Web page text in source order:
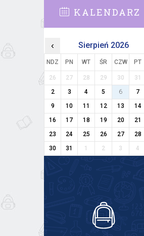
KALENDARZ
‹ Sierpień 2026
NDZ PN WT ŚR CZW PT
26 27 28 29 30 31
2
3 4 5 6 7
9
10 11 12 13 14
16
17 18 19 20 21
23
24 25 26 27 28
30
31 1 2 3 4